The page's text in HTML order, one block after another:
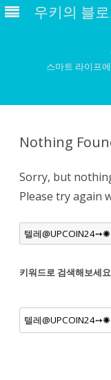
우키의 블
스마트 라이프
Nothing
Sorry, but
Please try again
Search
for:
키워드로 검색해보세요